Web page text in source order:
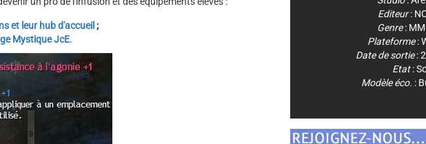
et leur hub d'accueil ;
Mystique JcE.
Editeur:
Genre:
Plateforme:
Date de sortie:
Etat:
Modèle éco. :